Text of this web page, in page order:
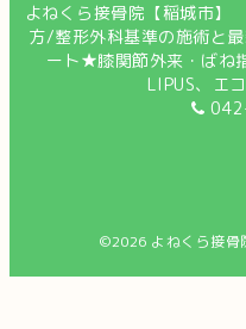
よねくら接骨院【稲城市
方/整形外科基準の施術と
ート★膝関節外来・ばね
LIPUS、エ
©2026 よねくら接骨